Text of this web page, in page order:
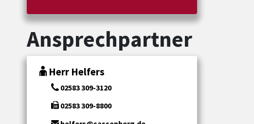
Ansprechpartner
Herr Helfers
02583 309-3120
02583 309-8800